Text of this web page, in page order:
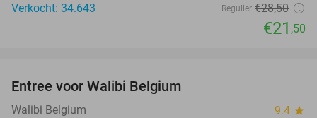
Verkocht: 34.643
Regulier €28,50
€21 ,50
Entree voor Walibi Belgium
Walibi Belgium 9.4 star